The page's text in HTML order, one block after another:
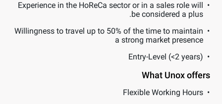
Experience in the HoReCa sector or in a sales role will
be considered a plus.
Willingness to travel up to 50% of the time to maintain
a strong market presence
Entry-Level (<2 years)
What Unox offers
Flexible Working Hours